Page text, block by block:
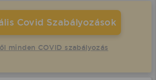
Covid Szabályozások
minden COVID szabályozás